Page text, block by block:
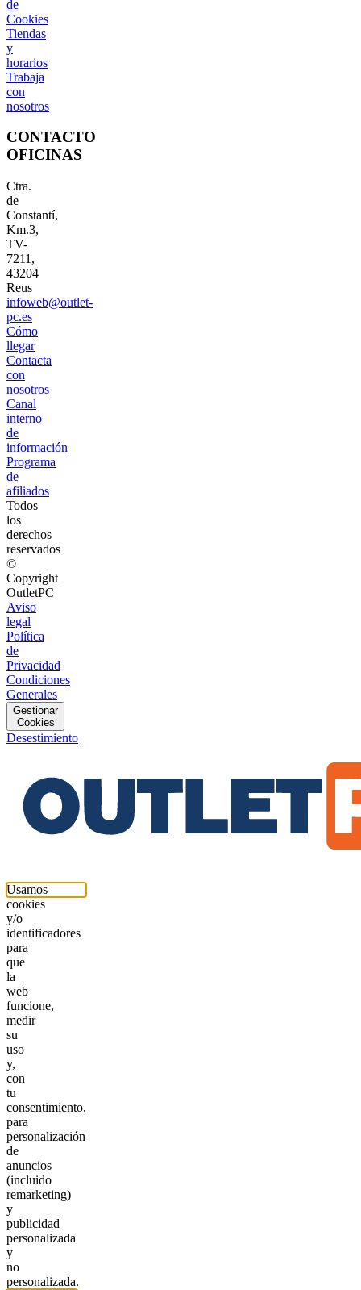
de
Cookies
Tiendas
y
horarios
Trabaja
con
nosotros
CONTACTO
OFICINAS
Ctra.
de
Constantí,
Km.3,
TV-
7211,
43204
Reus
infoweb@outlet-
pc.es
Cómo
llegar
Contacta
con
nosotros
Canal
interno
de
información
Programa
de
afiliados
Todos
los
derechos
reservados
©
Copyright
OutletPC
Aviso
legal
Política
de
Privacidad
Condiciones
Generales
Gestionar
Cookies
Desestimiento
Usamos
cookies
y/o
identificadores
para
que
la
web
funcione,
medir
su
uso
y,
con
tu
consentimiento,
para
personalización
de
anuncios
(incluido
remarketing)
y
publicidad
personalizada
y
no
personalizada.